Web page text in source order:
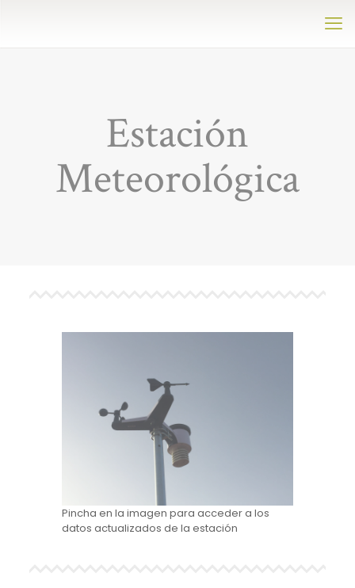
Estación
Meteorológica
Pincha en la imagen para acceder a los
datos actualizados de la estación